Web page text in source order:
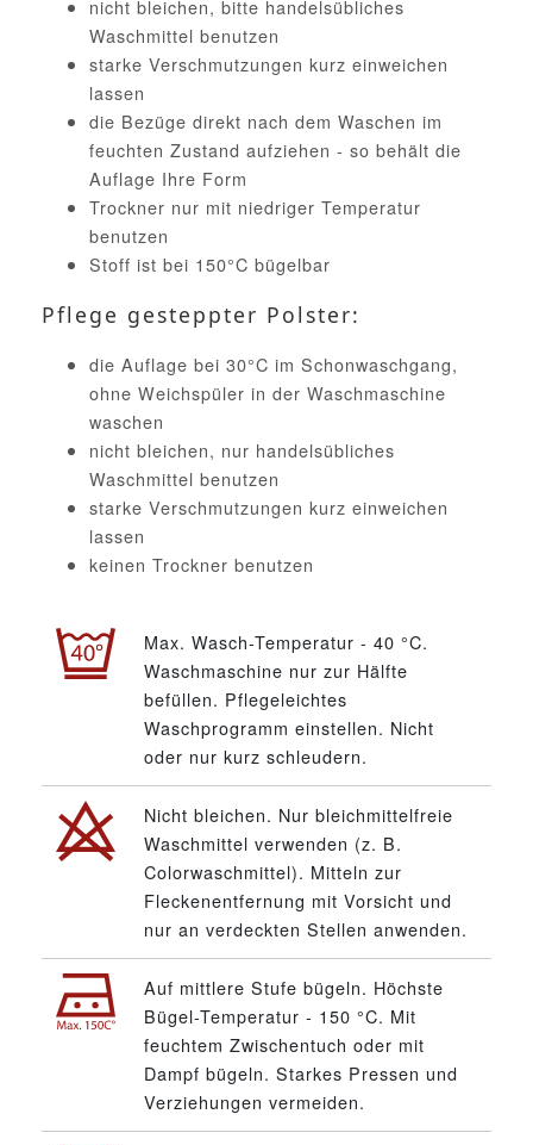
nicht bleichen, bitte handelsübliches
Waschmittel benutzen
starke Verschmutzungen kurz einweichen
lassen
die Bezüge direkt nach dem Waschen im
feuchten Zustand aufziehen - so behält die
Auflage Ihre Form
Trockner nur mit niedriger Temperatur
benutzen
Stoff ist bei 150°C bügelbar
Pflege gesteppter Polster:
die Auflage bei 30°C im Schonwaschgang,
ohne Weichspüler in der Waschmaschine
waschen
nicht bleichen, nur handelsübliches
Waschmittel benutzen
starke Verschmutzungen kurz einweichen
lassen
keinen Trockner benutzen
Max. Wasch-Temperatur - 40 °C.
Waschmaschine nur zur Hälfte
befüllen. Pflegeleichtes
Waschprogramm einstellen. Nicht
oder nur kurz schleudern.
Nicht bleichen. Nur bleichmittelfreie
Waschmittel verwenden (z. B.
Colorwaschmittel). Mitteln zur
Fleckenentfernung mit Vorsicht und
nur an verdeckten Stellen anwenden.
Auf mittlere Stufe bügeln. Höchste
Bügel-Temperatur - 150 °C. Mit
feuchtem Zwischentuch oder mit
Dampf bügeln. Starkes Pressen und
Verziehungen vermeiden.